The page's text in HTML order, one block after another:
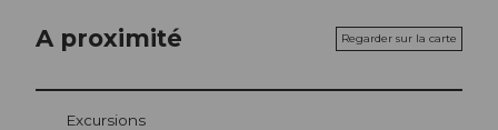
A proximité Regarder sur la carte
Excursions